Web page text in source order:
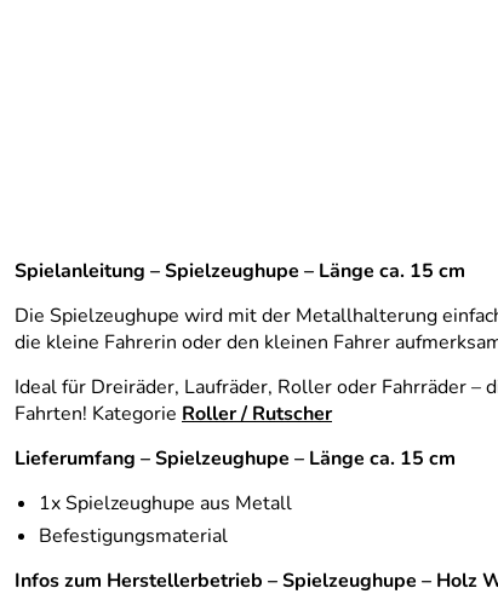
Spielanleitung – Spielzeughupe – Länge ca. 15 cm
Die Spielzeughupe wird mit der Metallhalterung
die kleine Fahrerin oder den kleinen Fahrer
Ideal für Dreiräder, Laufräder, Roller oder Fahrräder
Fahrten! Kategorie Roller / Rutscher
Lieferumfang – Spielzeughupe – Länge ca. 15 cm
1x Spielzeughupe aus Metall
Befestigungsmaterial
Infos zum Herstellerbetrieb – Spielzeughupe – Holz